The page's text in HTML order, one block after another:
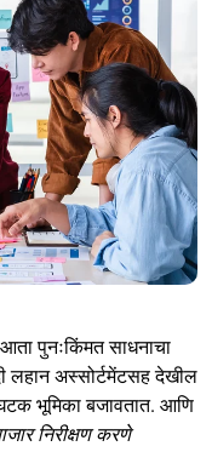
आता पुनःकिंमत साधनाचा
लहान अस्सोर्टमेंटसह देखील
भूमिका बजावतात. आणि
निरीक्षण करणे